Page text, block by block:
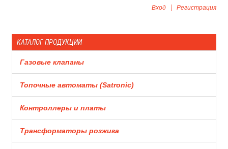
Вход Регистрация
КАТАЛОГ ПРОДУКЦИИ
Газовые клапаны
Топочные автоматы (Satronic)
Контроллеры и платы
Трансформаторы розжига